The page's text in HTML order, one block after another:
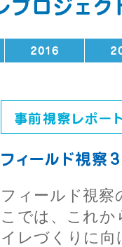
フィールド視察
こでは、これ
イレづくりに